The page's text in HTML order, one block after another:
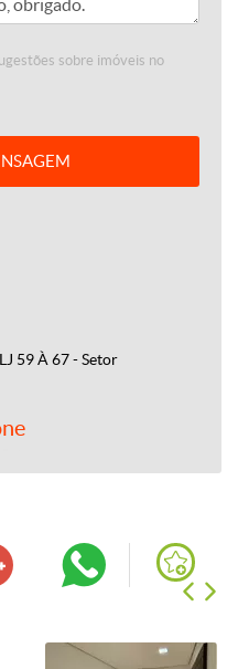
sobre imóveis no
59 À 67 - Setor